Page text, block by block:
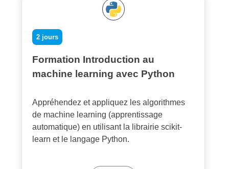
Formation Introduction au
machine learning avec Python
2 jours
Appréhendez et appliquez les algorithmes
de machine learning (apprentissage
automatique) en utilisant la librairie scikit-
learn et le langage Python.